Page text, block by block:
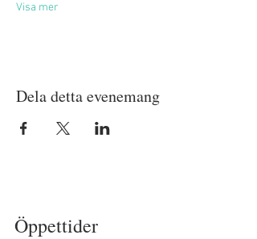
Visa mer
Dela detta evenemang
Öppettider